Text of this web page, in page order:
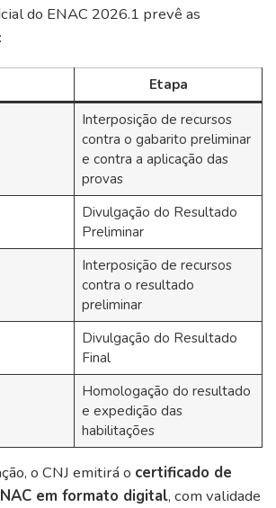
do ENAC 2026.1 prevê as
Etapa
Interposição de recursos
contra o gabarito preliminar
e contra a aplicação das
provas
Divulgação do Resultado
Preliminar
Interposição de recursos
contra o resultado
preliminar
Divulgação do Resultado
Final
Homologação do resultado
e expedição das
habilitações
o CNJ emitirá o certificado de
em formato digital, com validade